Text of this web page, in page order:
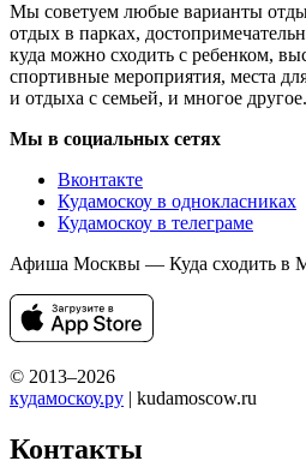
Мы советуем любые варианты
отдых в парках,
куда можно сходить с ребенком,
спортивные мероприятия, места
и отдыха с семьей, и многое другое.
Мы в социальных сетях
Вконтакте
Кудамоскоу в однокласниках
Кудамоскоу в телеграме
Афиша Москвы — Куда сходить в
© 2013–2026
кудамоскоу.ру | kudamoscow.ru
Контакты